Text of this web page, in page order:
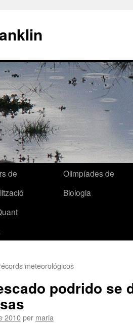
de
Olimpíades de
Biologia
meteorológicos
podrido se
2010per maria